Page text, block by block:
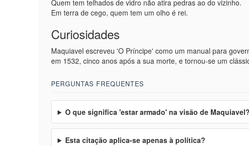
Quem tem telhados de vidro não atira pedras ao do vizinho.
Em terra de cego, quem tem um olho é rei.
Curiosidades
Maquiavel escreveu 'O Príncipe' como um manual para
em 1532, cinco anos após a sua morte, e tornou-se um
PERGUNTAS FREQUENTES
O que significa 'estar armado' na visão de Maquiavel?
Esta citação aplica-se apenas à política?